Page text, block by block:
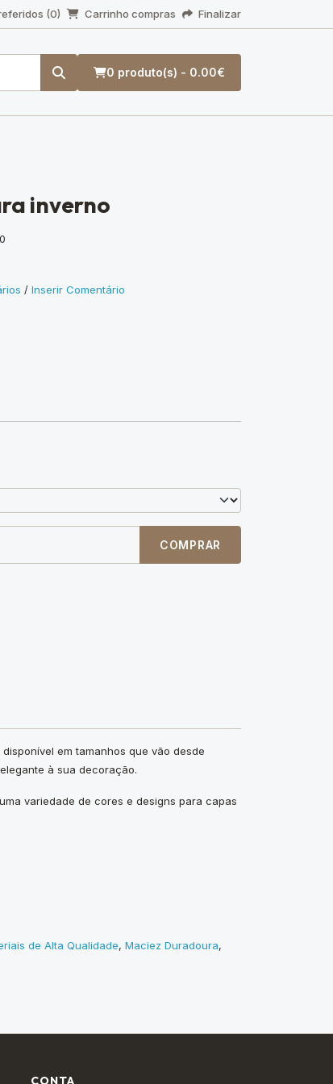
(0) Carrinho compras Finalizar
0 produto(s) - 0.00€
inverno
/ Inserir Comentário
COMPRAR
em tamanhos que vão desde
à sua decoração.
variedade de cores e designs para capas
de Alta Qualidade, Maciez Duradoura,
CONTA